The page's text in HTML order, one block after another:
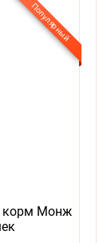
корм Монж
Популярный